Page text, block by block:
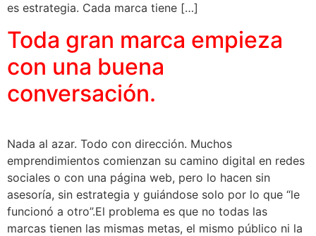
es estrategia. Cada marca tiene […]
Toda gran marca empieza
con una buena
conversación.
Nada al azar. Todo con dirección. Muchos
emprendimientos comienzan su camino digital en redes
sociales o con una página web, pero lo hacen sin
asesoría, sin estrategia y guiándose solo por lo que “le
funcionó a otro”.El problema es que no todas las
marcas tienen las mismas metas, el mismo público ni la